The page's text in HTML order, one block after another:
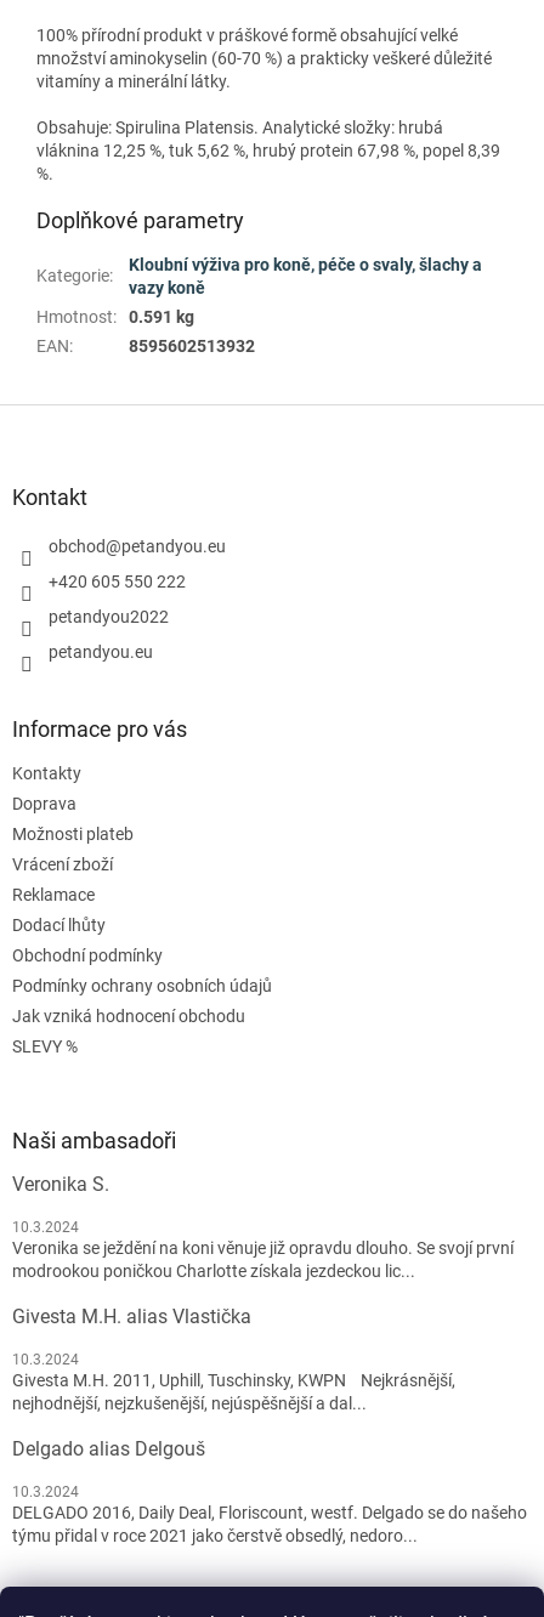
100% přírodní produkt v práškové formě obsahující velké
množství aminokyselin (60-70 %) a prakticky veškeré důležité
vitamíny a minerální látky.
Obsahuje: Spirulina Platensis. Analytické složky: hrubá
vláknina 12,25 %, tuk 5,62 %, hrubý protein 67,98 %, popel 8,39
%.
Doplňkové parametry
Kategorie:
Kloubní výživa pro koně, péče o svaly, šlachy a
vazy koně
Hmotnost:
0.591 kg
EAN: 8595602513932
Kontakt
obchod@petandyou.eu
+420 605 550 222
petandyou2022
petandyou.eu
Informace pro vás
Kontakty
Doprava
Možnosti plateb
Vrácení zboží
Reklamace
Dodací lhůty
Obchodní podmínky
Podmínky ochrany osobních údajů
Jak vzniká hodnocení obchodu
SLEVY %
Naši ambasadoři
Veronika S.
10.3.2024
Veronika se ježdění na koni věnuje již opravdu dlouho. Se svojí první
modrookou poničkou Charlotte získala jezdeckou lic...
Givesta M.H. alias Vlastička
10.3.2024
Givesta M.H. 2011, Uphill, Tuschinsky, KWPN Nejkrásnější,
nejhodnější, nejzkušenější, nejúspěšnější a dal...
Delgado alias Delgouš
10.3.2024
DELGADO 2016, Daily Deal, Floriscount, westf. Delgado se do našeho
týmu přidal v roce 2021 jako čerstvě obsedlý, nedoro...